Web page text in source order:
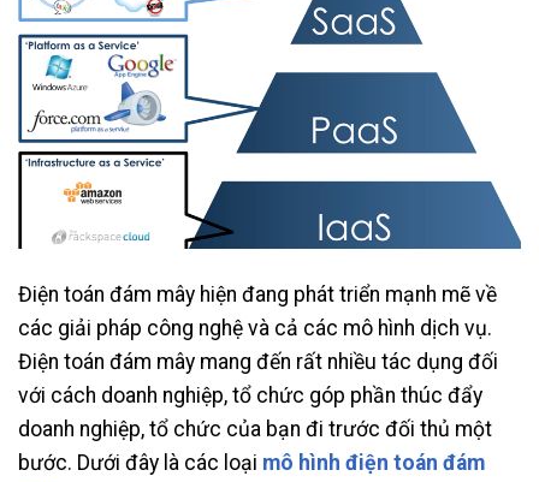
Điện toán đám mây hiện đang phát triển mạnh mẽ về
các giải pháp công nghệ và cả các mô hình dịch vụ.
Điện toán đám mây mang đến rất nhiều tác dụng đối
với cách doanh nghiệp, tổ chức góp phần thúc đẩy
doanh nghiệp, tổ chức của bạn đi trước đối thủ một
bước. Dưới đây là các loại mô hình điện toán đám